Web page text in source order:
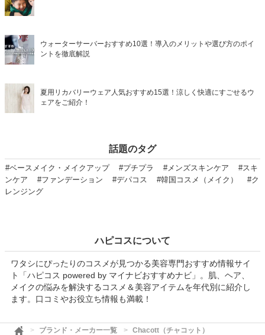
ウォーターサーバーおすすめ10選！導入のメリットや選び方のポイ
ントを徹底解説
夏用リカバリーウェア人気おすすめ15選！涼しく快適にすごせるウ
ェアをご紹介！
話題のタグ
#ベースメイク・メイクアップ #プチプラ #メンズスキンケア
#スキ
ンケア
#ファンデーション #デパコス #韓国コスメ（メイク）
#ク
レンジング
ハピコスについて
ワタシにぴったりのコスメが見つかる美容専門おすすめ情報サイ
ト「ハピコス powered by マイナビおすすめナビ」。肌、ヘア、
メイクの悩みを解決するコスメ＆美容アイテムを年代別に紹介し
ます。口コミやお役立ち情報も満載！
ブランド・メーカー一覧 Chacott（チャコット）